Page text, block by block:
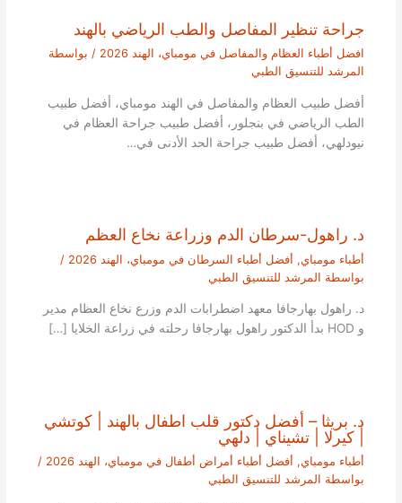
جراحة تنظير المفاصل والطب الرياضي بالهند
افضل أطباء العظام والمفاصل في مومباي، الهند 2026
/ بواسطة
المرشد للتنسيق الطبي
أفضل طبيب العظام والمفاصل في الهند مومباي، أفضل طبيب
الطب الرياضي في بنجلور، أفضل طبيب جراحة العظام في
نيودلهي، أفضل طبيب جراحة الحد الأدنى في…
د. راهول-سرطان الدم وزراعة نخاع العظم
أطباء مومباي, أفضل أطباء السرطان في مومباي، الهند 2026
/
بواسطة المرشد للتنسيق الطبي
د. راهول بهارجافا معهد اضطرابات الدم وزرع نخاع العظام مدير
و HOD بدأ الدكتور راهول بهارجافا رحلته في زراعة الخلايا […]
د. بريثا – أفضل دكتور قلب اطفال بالهند | كوتشي
| كيرلا | تشيناي | دلهي
أطباء مومباي, أفضل أطباء أمراض أطفال في مومباي، الهند 2026
/
بواسطة المرشد للتنسيق الطبي